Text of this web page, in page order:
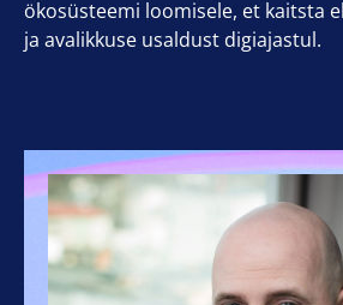
ökosüsteemi loomisele, et kaitsta
ja avalikkuse usaldust digiajastul.